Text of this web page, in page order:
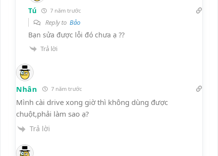
Tú 7 năm trước
Reply to Bảo
Bạn sửa được lỗi đó chưa ạ ??
Trả lời
Nhân 7 năm trước
Mình cài drive xong giờ thì không dùng được
chuột,phải làm sao ạ?
Trả lời